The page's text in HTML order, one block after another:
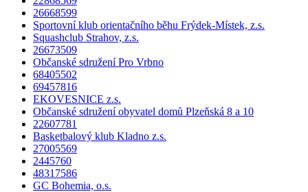
26668599
Sportovní klub orientačního běhu Frýdek-Místek, z.s.
Squashclub Strahov, z.s.
26673509
Občanské sdružení Pro Vrbno
68405502
69457816
EKOVESNICE z.s.
Občanské sdružení obyvatel domů Plzeňská 8 a 10
22607781
Basketbalový klub Kladno z.s.
27005569
2445760
48317586
GC Bohemia, o.s.